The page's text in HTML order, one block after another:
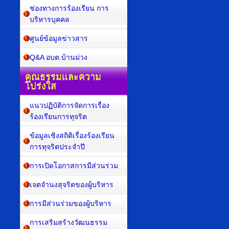
ช่องทางการร้องเรียน การ
บริหารบุคคล
ศูนย์ข้อมูลข่าวสาร
Q&A อบต.บ้านม่วง
คุณธรรมและความ
โปร่งใส
แนวปฏิบัติการจัดการเรื่อง
ร้องเรียนการทุจริต
ข้อมูลเชิงสถิติเรื่องร้องเรียน
การทุจริตประจำปี
การเปิดโอกาสการมีส่วนร่วม
เจตจำนงสุจริตของผู้บริหาร
การมีส่วนร่วมของผู้บริหาร
การเสริมสร้างวัฒนธรรม